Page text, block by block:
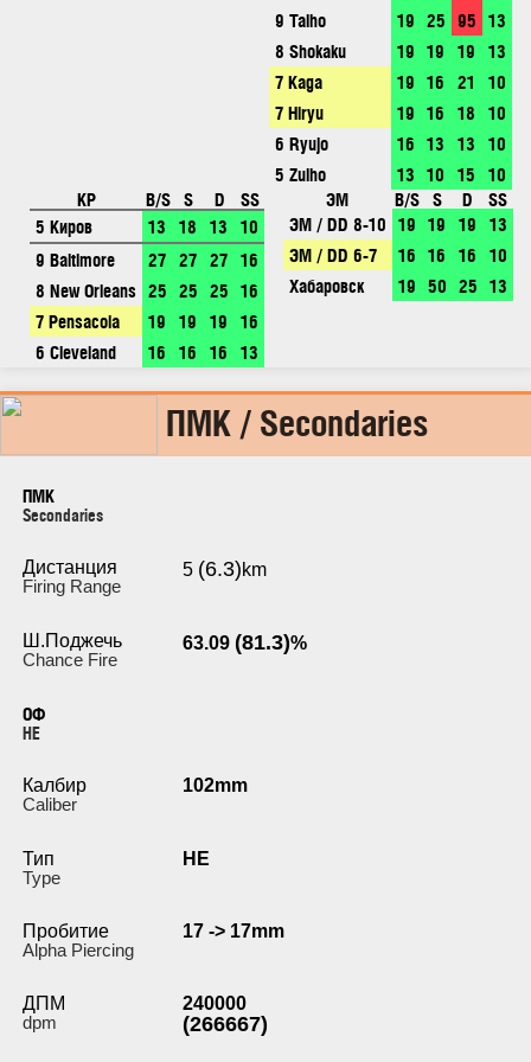
9 Taiho
19 25 95 13
8 Shokaku
19 19 19 13
7 Kaga
19 16 21
10
7 Hiryu
19 16 18 10
6 Ryujo
16 13 13 10
5 Zuiho
13 10 15 10
КР
B/S S D
SS
5 Киров
13 18 13 10
9 Baltimore
27 27 27 16
8 New Orleans 25 25 25 16
7 Pensacola
19 19 19 16
6 Cleveland
16 16 16 13
ЭМ B/S S D
SS
ЭМ / DD 8-10 19 19 19 13
ЭМ / DD 6-7
16 16 16 10
Хабаровск
19 50 25 13
ПМК / Secondaries
ПМК
Secondaries
Дистанция
Firing Range
5 (6.3)km
Ш.Поджечь
Chance Fire
63.09 (81.3)%
ОФ
HE
Калбир
Caliber
102mm
Тип
Type
HE
Пробитие
Alpha Piercing
17 -> 17mm
ДПМ
dpm
240000
(266667)